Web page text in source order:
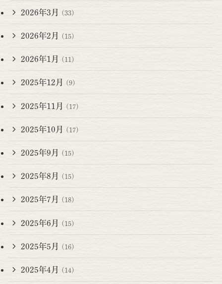
2026年3月 (33)
2026年2月 (15)
2026年1月 (11)
2025年12月 (9)
2025年11月 (17)
2025年10月 (17)
2025年9月 (15)
2025年8月 (15)
2025年7月 (18)
2025年6月 (15)
2025年5月 (16)
2025年4月 (14)